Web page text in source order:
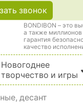
звонок
BONDIBON – это
а также миллионов
гарантия
качество
Новогоднее
творчество и игры
десант